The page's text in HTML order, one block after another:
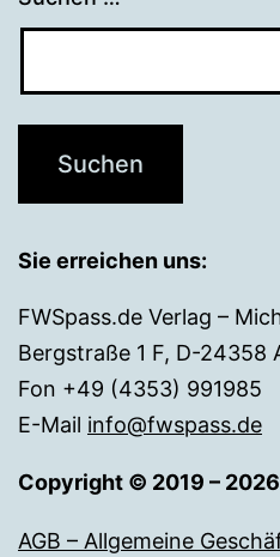
Sie erreichen uns:
FWSpass.de Verlag –
Bergstraße 1 F, D-24358
Fon +49 (4353) 991985
E-Mail info@fwspass.de
Copyright © 2019 –
AGB – Allgemeine